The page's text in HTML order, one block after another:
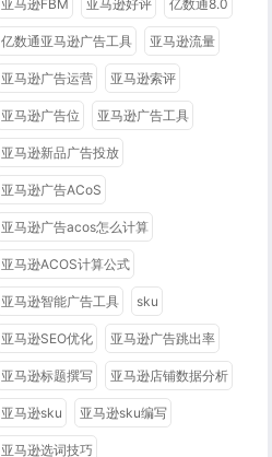
亚马逊FBM 亚马逊好评 亿数通8.0
亿数通亚马逊广告工具 亚马逊流量
亚马逊广告运营 亚马逊索评
亚马逊广告位 亚马逊广告工具
亚马逊新品广告投放
亚马逊广告ACoS
亚马逊广告acos怎么计算
亚马逊ACOS计算公式
亚马逊智能广告工具 sku
亚马逊SEO优化 亚马逊广告跳出率
亚马逊标题撰写 亚马逊店铺数据分析
亚马逊sku 亚马逊sku编写
亚马逊选词技巧